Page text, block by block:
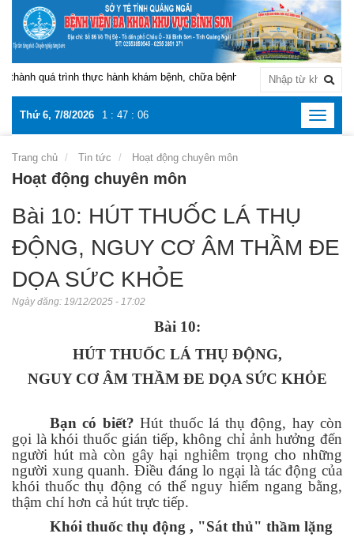
quá trình thực hành khám bệnh, chữa bệnh tại Bệnh viện Đa khoa khu
Thứ 6, 7/8/2026 1 : 47 : 07
Toggle
Trang chủ Tin tức Hoạt động chuyên môn
Hoạt động chuyên môn
Bài 10: HÚT THUỐC LÁ THỤ
ĐỘNG, NGUY CƠ ÂM THẦM ĐE
DỌA SỨC KHỎE
Ngày đăng: 19/12/2025 - 17:02
Bài 10:
HÚT THUỐC LÁ THỤ ĐỘNG,
NGUY CƠ ÂM THẦM ĐE DỌA SỨC KHỎE
Bạn có biết? Hút thuốc lá thụ động, hay còn
gọi là khói thuốc gián tiếp, không chỉ ảnh hưởng đến
người hút mà còn gây hại nghiêm trọng cho những
người xung quanh. Điều đáng lo ngại là tác động của
khói thuốc thụ động có thể nguy hiểm ngang bằng,
thậm chí hơn cả hút trực tiếp.
Khói thuốc thụ động , "Sát thủ" thầm lặng